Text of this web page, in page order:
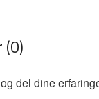
del dine